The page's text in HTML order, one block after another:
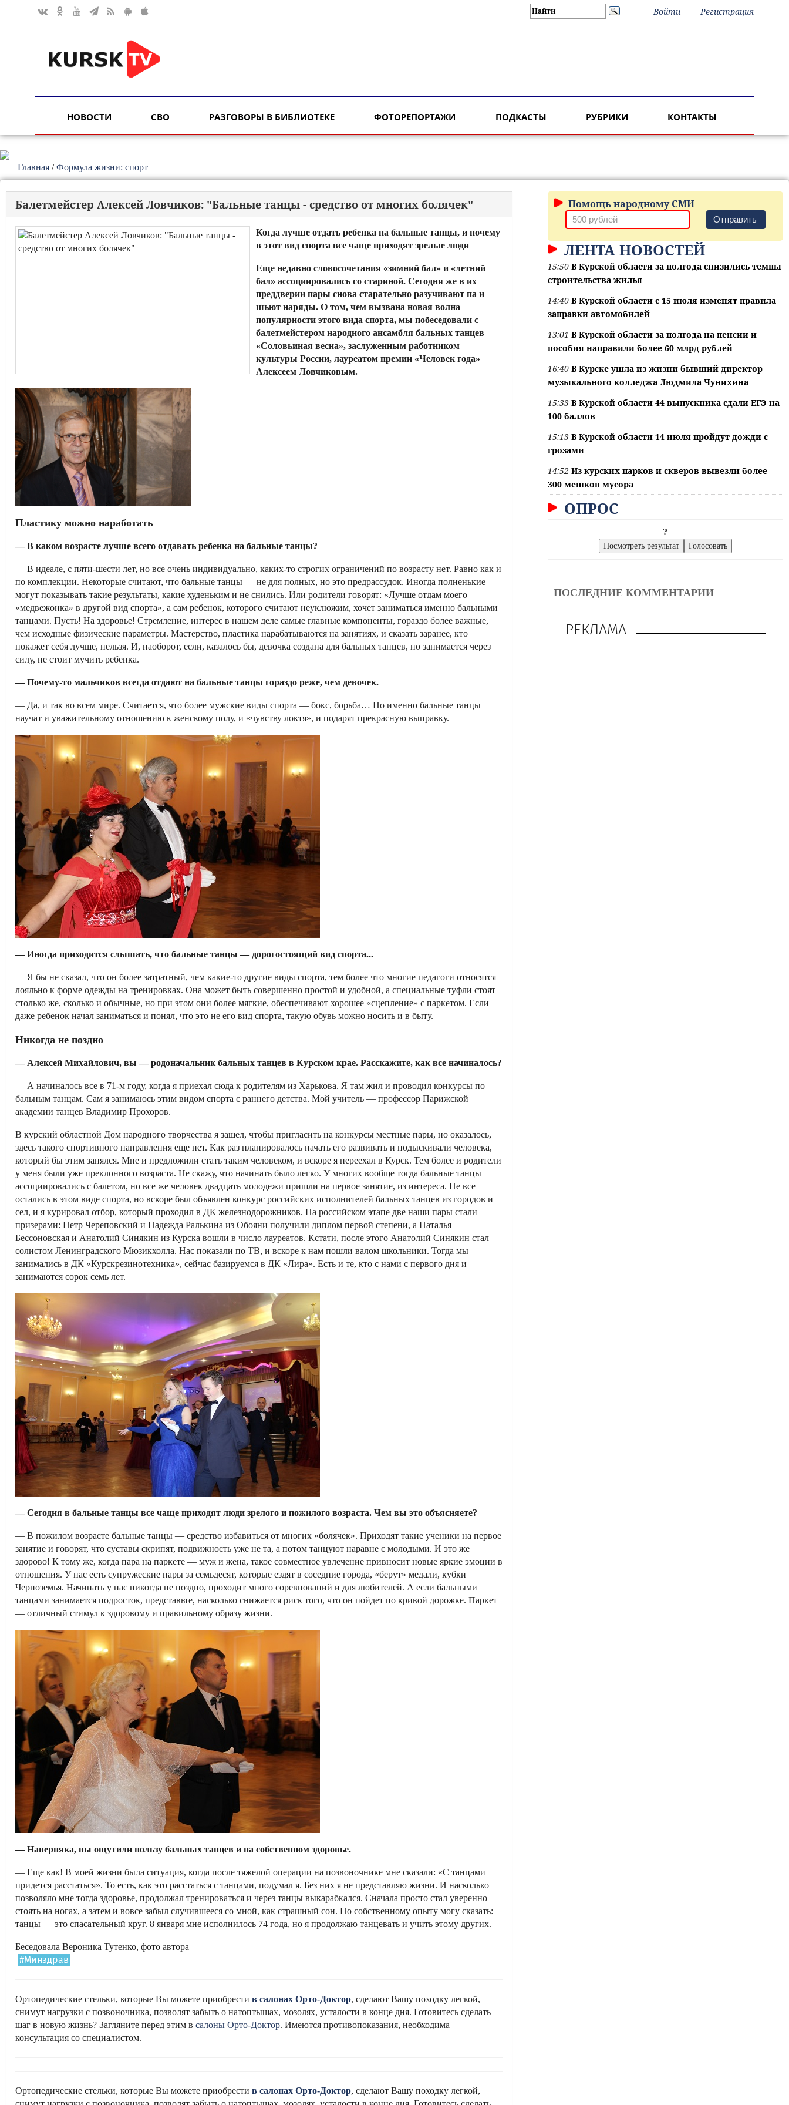
Войти Регистрация
НОВОСТИ СВО РАЗГОВОРЫ В БИБЛИОТЕКЕ ФОТОРЕПОРТАЖИ ПОДКАСТЫ РУБРИКИ КОНТАКТЫ
Главная /Формула жизни: спорт
Балетмейстер Алексей Ловчиков: "Бальные танцы - средство от многих болячек"
Когда лучше отдать ребенка на бальные танцы, и почему
в этот вид спорта все чаще приходят зрелые люди
Еще недавно словосочетания «зимний бал» и «летний
бал» ассоциировались со стариной. Сегодня же в их
преддверии пары снова старательно разучивают па и
шьют наряды. О том, чем вызвана новая волна
популярности этого вида спорта, мы побеседовали с
балетмейстером народного ансамбля бальных танцев
«Соловьиная весна», заслуженным работником
культуры России, лауреатом премии «Человек года»
Алексеем Ловчиковым.
Пластику можно наработать
— В каком возрасте лучше всего отдавать ребенка на бальные танцы?
— В идеале, с пяти-­шести лет, но все очень индивидуально, каких­-то строгих ограничений по возрасту нет. Равно как и
по комплекции. Некоторые считают, что бальные танцы — не для полных, но это предрассудок. Иногда полненькие
могут показывать такие результаты, какие худеньким и не снились. Или родители говорят: «Лучше отдам моего
«медвежонка» в другой вид спорта», а сам ребенок, которого считают неуклюжим, хочет заниматься именно бальными
танцами. Пусть! На здоровье! Стремление, интерес в нашем деле самые главные компоненты, гораздо более важные,
чем исходные физические параметры. Мастерство, пластика нарабатываются на занятиях, и сказать заранее, кто
покажет себя лучше, нельзя. И, наоборот, если, казалось бы, девочка создана для бальных танцев, но занимается через
силу, не стоит мучить ребенка.
— Почему­-то мальчиков всегда отдают на бальные танцы гораздо реже, чем девочек.
— Да, и так во всем мире. Считается, что более мужские виды спорта — бокс, борьба… Но именно бальные танцы
научат и уважительному отношению к женскому полу, и «чувству локтя», и подарят прекрасную выправку.
— Иногда приходится слышать, что бальные танцы — дорогостоящий вид спорта...
— Я бы не сказал, что он более затратный, чем какие­-то другие виды спорта, тем более что многие педагоги относятся
лояльно к форме одежды на тренировках. Она может быть совершенно простой и удобной, а специальные туфли стоят
столько же, сколько и обычные, но при этом они более мягкие, обеспечивают хорошее «сцепление» с паркетом. Если
даже ребенок начал заниматься и понял, что это не его вид спорта, такую обувь можно носить и в быту.
Никогда не поздно
— Алексей Михайлович, вы — родоначальник бальных танцев в Курском крае. Расскажите, как все начиналось?
— А начиналось все в 71-­м году, когда я приехал сюда к родителям из Харькова. Я там жил и проводил конкурсы по
бальным танцам. Сам я занимаюсь этим видом спорта с раннего детства. Мой учитель — профессор Парижской
академии танцев Владимир Прохоров.
В курский областной Дом народного творчества я зашел, чтобы пригласить на конкурсы местные пары, но оказалось,
здесь такого спортивного направления еще нет. Как раз планировалось начать его развивать и подыскивали человека,
который бы этим занялся. Мне и предложили стать таким человеком, и вскоре я переехал в Курск. Тем более и родители
у меня были уже преклонного возраста. Не скажу, что начинать было легко. У многих вообще тогда бальные танцы
ассоциировались с балетом, но все же человек двадцать молодежи пришли на первое занятие, из интереса. Не все
остались в этом виде спорта, но вскоре был объявлен конкурс российских исполнителей бальных танцев из городов и
сел, и я курировал отбор, который проходил в ДК железнодорожников. На российском этапе две наши пары стали
призерами: Петр Череповский и Надежда Ралькина из Обояни получили диплом первой степени, а Наталья
Бессоновская и Анатолий Синякин из Курска вошли в число лауреатов. Кстати, после этого Анатолий Синякин стал
солистом Ленинградского Мюзик­холла. Нас показали по ТВ, и вскоре к нам пошли валом школьники. Тогда мы
занимались в ДК «Курскрезинотехника», сейчас базируемся в ДК «Лира». Есть и те, кто с нами с первого дня и
занимаются сорок семь лет.
— Сегодня в бальные танцы все чаще приходят люди зрелого и пожилого возраста. Чем вы это объясняете?
— В пожилом возрасте бальные танцы — средство избавиться от многих «болячек». Приходят такие ученики на первое
занятие и говорят, что суставы скрипят, подвижность уже не та, а потом танцуют наравне с молодыми. И это же
здорово! К тому же, когда пара на паркете — муж и жена, такое совместное увлечение привносит новые яркие эмоции в
отношения. У нас есть супружеские пары за семьдесят, которые ездят в соседние города, «берут» медали, кубки
Черноземья. Начинать у нас никогда не поздно, проходит много соревнований и для любителей. А если бальными
танцами занимается подросток, представьте, насколько снижается риск того, что он пойдет по кривой дорожке. Паркет
— отличный стимул к здоровому и правильному образу жизни.
— Наверняка, вы ощутили пользу бальных танцев и на собственном здоровье.
— Еще как! В моей жизни была ситуация, когда после тяжелой операции на позвоночнике мне сказали: «С танцами
придется расстаться». То есть, как это расстаться с танцами, подумал я. Без них я не представляю жизни. И насколько
позволяло мне тогда здоровье, продолжал тренироваться и через танцы выкарабкался. Сначала просто стал уверенно
стоять на ногах, а затем и вовсе забыл случившееся со мной, как страшный сон. По собственному опыту могу сказать:
танцы — это спасательный круг. 8 января мне исполнилось 74 года, но я продолжаю танцевать и учить этому других.
Беседовала Вероника Тутенко, фото автора
#Минздрав
Ортопедические стельки, которые Вы можете приобрести в салонах Орто-Доктор, сделают Вашу походку легкой,
снимут нагрузки с позвоночника, позволят забыть о натоптышах, мозолях, усталости в конце дня. Готовитесь сделать
шаг в новую жизнь? Загляните перед этим в салоны Орто-Доктор. Имеются противопоказания, необходима
консультация со специалистом.
Ортопедические стельки, которые Вы можете приобрести в салонах Орто-Доктор, сделают Вашу походку легкой,
Помощь народному СМИ
Отправить
ЛЕНТА НОВОСТЕЙ
15:50 В Курской области за полгода снизились темпы
строительства жилья
14:40 В Курской области с 15 июля изменят правила
заправки автомобилей
13:01 В Курской области за полгода на пенсии и
пособия направили более 60 млрд рублей
16:40 В Курске ушла из жизни бывший директор
музыкального колледжа Людмила Чунихина
15:33 В Курской области 44 выпускника сдали ЕГЭ на
100 баллов
15:13 В Курской области 14 июля пройдут дожди с
грозами
14:52 Из курских парков и скверов вывезли более
300 мешков мусора
ОПРОС
?
ПОСЛЕДНИЕ КОММЕНТАРИИ
РЕКЛАМА